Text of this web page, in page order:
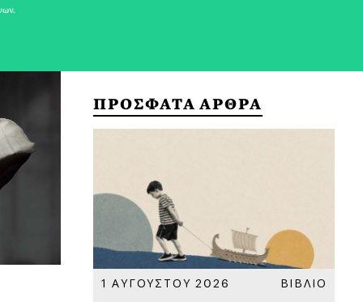
ΠΡΟΣΦΑΤΑ ΑΡΘΡΑ
1 ΑΥΓΟΥΣΤΟΥ 2026 ΒΙΒΛΙΟ